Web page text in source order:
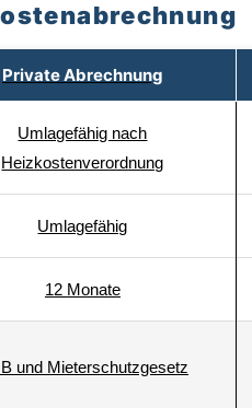
Private Abrechnung
Umlagefähig nach
Heizkostenverordnung
Umlagefähig
12 Monate
und Mieterschutzgesetz